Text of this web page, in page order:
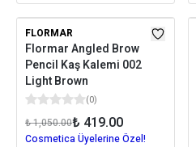
FLORMAR
Flormar Angled Brow
Pencil Kaş Kalemi 002
Light Brown
(0)
₺ 1,050.00₺ 419.00
Cosmetica Üyelerine Özel!